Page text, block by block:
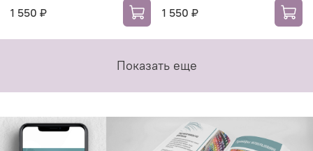
1 550 ₽ 1 550 ₽
Показать еще